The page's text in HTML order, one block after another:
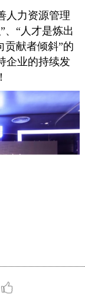
人力资源管理
、“人才是炼出
贡献者倾斜”的
企业的持续发